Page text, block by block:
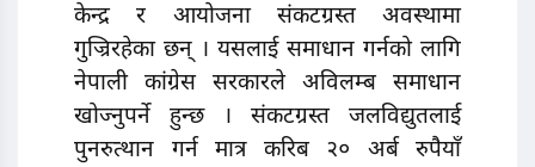
केन्द्र र आयोजना संकटग्रस्त अवस्थामा
गुज्रिरहेका छन् । यसलाई समाधान गर्नको लागि
नेपाली कांग्रेस सरकारले अविलम्ब समाधान
खोज्नुपर्ने हुन्छ । संकटग्रस्त जलविद्युतलाई
पुनरुत्थान गर्न मात्र करिब २० अर्ब रुपैयाँ